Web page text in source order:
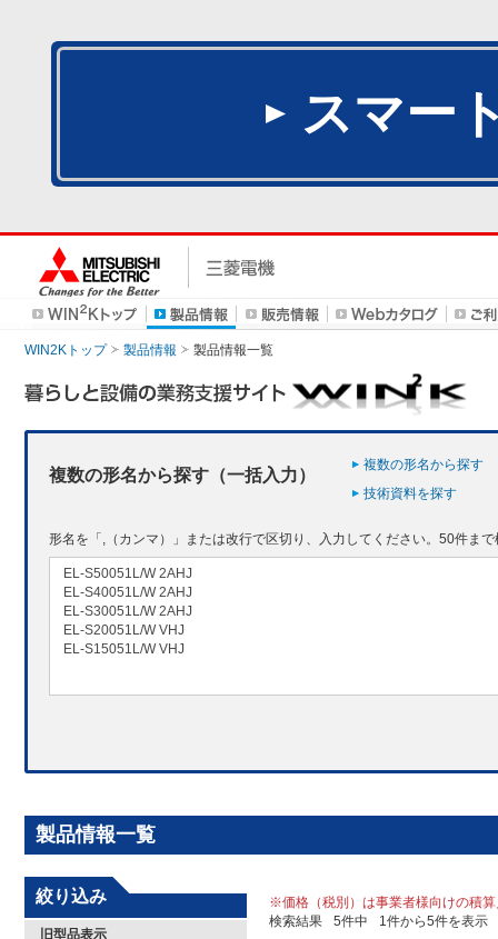
スマー
WIN2Kトップ 製品情報 製品情報一覧
複数の形名から探す（一括入力）
複数の形名から探す
技術資料を探す
形名を「,（カンマ）」または改行で区切り、入力してください。50件ま
製品情報一覧
※価格（税別）は事業者様向けの積
検索結果
5件中 1件から5件を表示
絞り込み
旧型品表示